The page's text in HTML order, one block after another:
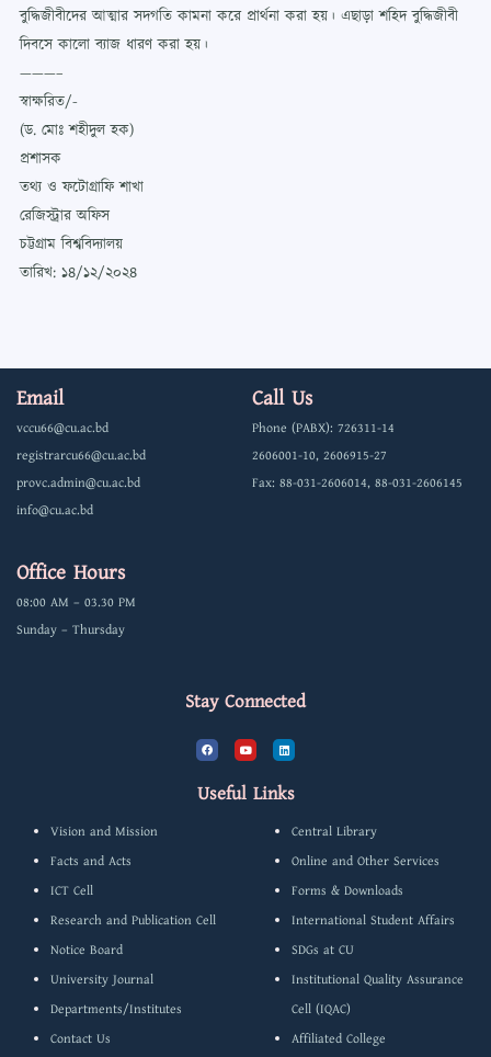
বুদ্ধিজীবীদের আত্মার সদগতি কামনা করে প্রার্থনা করা হয়। এছাড়া শহিদ বুদ্ধিজীবী
দিবসে কালো ব্যাজ ধারণ করা হয়।
———–
স্বাক্ষরিত/-
(ড. মোঃ শহীদুল হক)
প্রশাসক
তথ্য ও ফটোগ্রাফি শাখা
রেজিস্ট্রার অফিস
চট্টগ্রাম বিশ্ববিদ্যালয়
তারিখ: ১৪/১২/২০২৪
Email
vccu66@cu.ac.bd
registrarcu66@cu.ac.bd
provc.admin@cu.ac.bd
info@cu.ac.bd
Call Us
Phone (PABX): 726311-14
2606001-10, 2606915-27
Fax: 88-031-2606014, 88-031-2606145
Office Hours
08:00 AM – 03.30 PM
Sunday – Thursday
Stay Connected
F
a
c
b
o
Y
o
u
u
L
i
n
d
Useful Links
Vision and Mission
Facts and Acts
ICT Cell
Research and Publication Cell
Notice Board
University Journal
Departments/Institutes
Contact Us
Central Library
Online and Other Services
Forms & Downloads
International Student Affairs
SDGs at CU
Institutional Quality Assurance
Cell (IQAC)
Affiliated College